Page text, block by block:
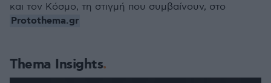
Thema Insights
και τον Κόσμο, τη στιγμή που συμβαίνουν, στο
Protothema.gr